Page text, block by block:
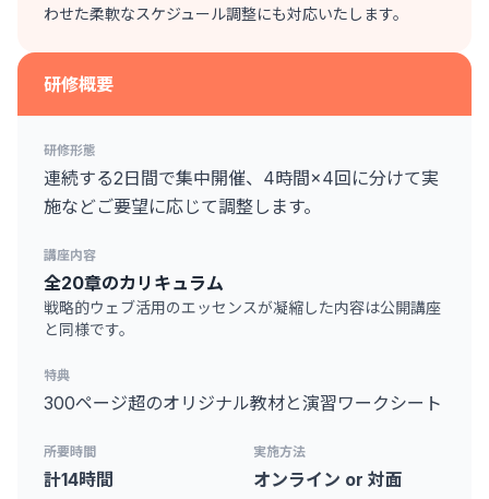
わせた柔軟なスケジュール調整にも対応いたします。
研修概要
研修形態
連続する2日間で集中開催、4時間×4回に分けて実
施などご要望に応じて調整します。
講座内容
全20章のカリキュラム
戦略的ウェブ活用のエッセンスが凝縮した内容は公開講座
と同様です。
特典
300ページ超のオリジナル教材と演習ワークシート
所要時間
計14時間
実施方法
オンライン or 対面